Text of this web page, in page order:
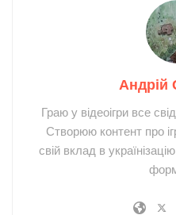
Андрій
Граю у відеоігри все
Створюю контент про
свій вклад в